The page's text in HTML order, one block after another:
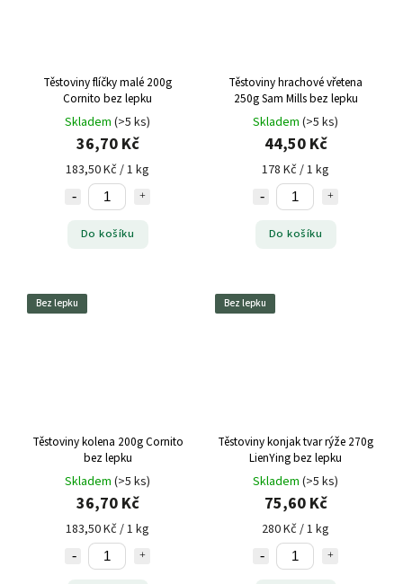
Těstoviny flíčky malé 200g
Cornito bez lepku
Skladem (>5 ks)
36,70 Kč
183,50 Kč / 1 kg
Do košíku
Těstoviny hrachové vřetena
250g Sam Mills bez lepku
Skladem (>5 ks)
44,50 Kč
178 Kč / 1 kg
Do košíku
Bez lepku
Těstoviny kolena 200g Cornito
bez lepku
Skladem (>5 ks)
36,70 Kč
183,50 Kč / 1 kg
Bez lepku
Těstoviny konjak tvar rýže 270g
LienYing bez lepku
Skladem (>5 ks)
75,60 Kč
280 Kč / 1 kg